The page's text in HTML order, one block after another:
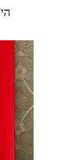
היTרבות – תכנית מספר 33